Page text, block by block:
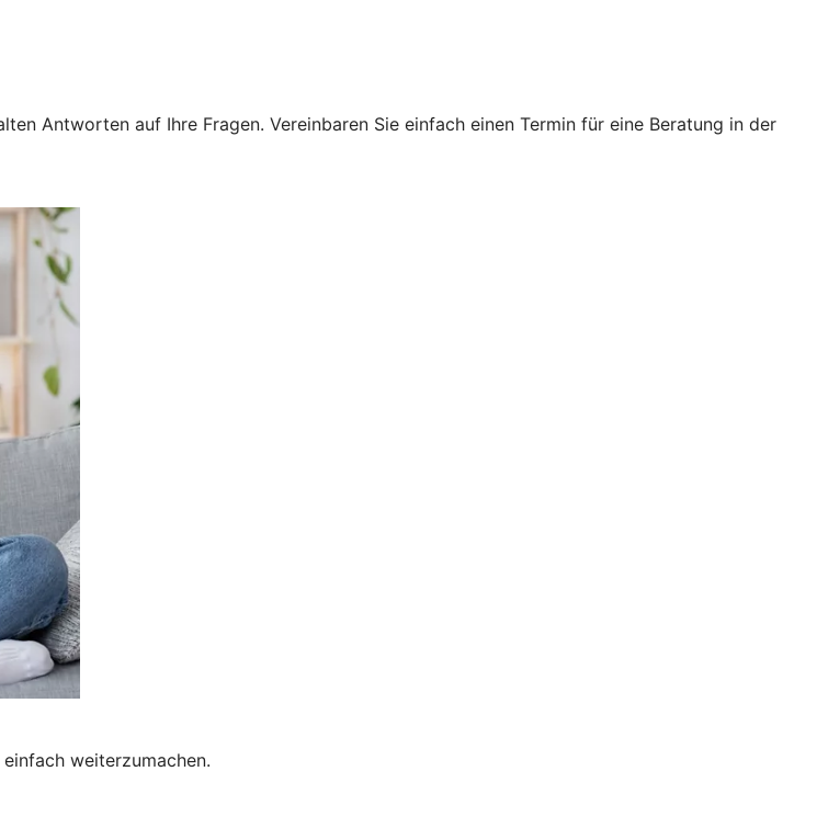
Antworten auf Ihre Fragen. Vereinbaren Sie einfach einen Termin für eine Beratung in der
weiterzumachen.